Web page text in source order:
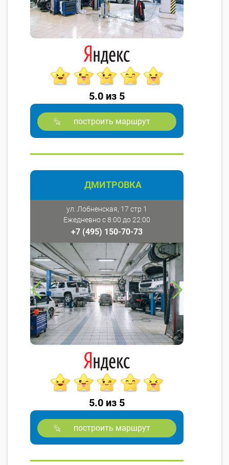
5.0 из 5
построить маршрут
ДМИТРОВКА
ул. Лобненская, 17 стр 1
Ежедневно с 8:00 до 22:00
+7 (495) 150-70-73
5.0 из 5
построить маршрут